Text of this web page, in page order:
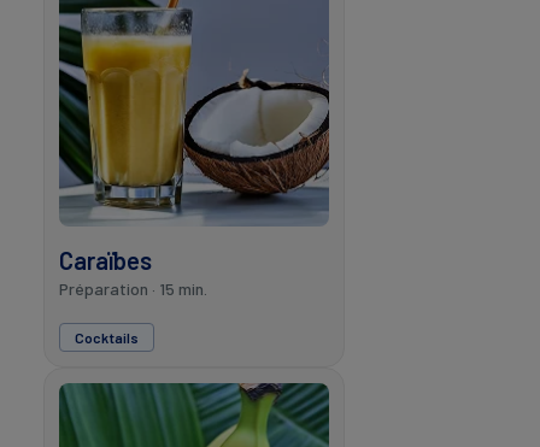
Caraïbes
Préparation · 15 min.
Cocktails